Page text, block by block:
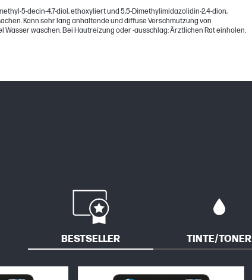
5-decin-4,7-diol, ethoxyliert und 5,5-Dimethylimidazolidin-2,4-dion,
Kann sehr lang anhaltende und diffuse Verschmutzung von
Wasser waschen. Bei Hautreizung oder -ausschlag: Ärztlichen Rat einholen.
BESTSELLER TINTE/TONER